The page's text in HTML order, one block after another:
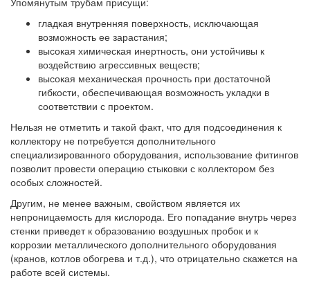
гладкая внутренняя поверхность, исключающая
возможность ее зарастания;
высокая химическая инертность, они устойчивы к
воздействию агрессивных веществ;
высокая механическая прочность при достаточной
гибкости, обеспечивающая возможность укладки в
соответствии с проектом.
Нельзя не отметить и такой факт, что для подсоединения к
коллектору не потребуется дополнительного
специализированного оборудования, использование фитингов
позволит провести операцию стыковки с коллектором без
особых сложностей.
Другим, не менее важным, свойством является их
непроницаемость для кислорода. Его попадание внутрь через
стенки приведет к образованию воздушных пробок и к
коррозии металлического дополнительного оборудования
(кранов, котлов обогрева и т.д.), что отрицательно скажется на
работе всей системы.